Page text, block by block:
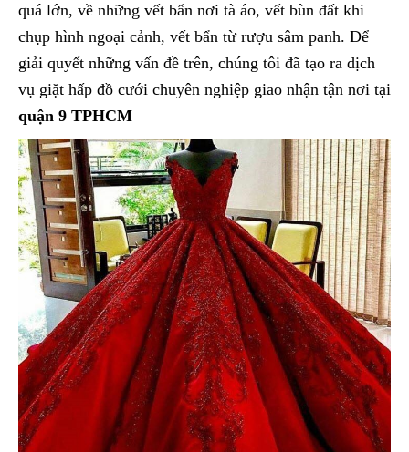
quá lớn, về những vết bẩn nơi tà áo, vết bùn đất khi
chụp hình ngoại cảnh, vết bẩn từ rượu sâm panh. Để
giải quyết những vấn đề trên, chúng tôi đã tạo ra dịch
vụ giặt hấp đồ cưới chuyên nghiệp giao nhận tận nơi tại
quận 9 TPHCM